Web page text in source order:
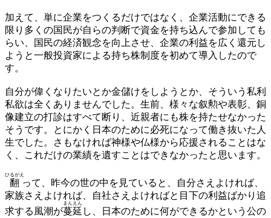
加えて、単に企業をつくるだけではなく、企業活動にできる
限り多くの国民が自らの判断で資金を持ち込んで参加しても
らい、国民の経済観念を向上させ、企業の利益を広く還元し
ようと一般投資家による持ち株制度を初めて導入したので
す。
自分が偉くなりたいとか金儲けをしようとか、そういう私利
私欲は全くありませんでした。生前、様々な叙勲や表彰、銅
像建立の打診はすべて断り、近親者にも株を持たせなかった
そうです。とにかく日本のために必死になって働き抜いた人
生でした。さもなければ神様や仏様から応援されることはな
く、これだけの業績を遺すことはできなかったと思います。
翻
ひるがえ
って、昨今の世の中を見ていると、自分さえよければ、
家族さえよければ、自社さえよければと目下の利益ばかり追
求する風潮が蔓
まん
延
えん
し、日本のために何ができるかという公の